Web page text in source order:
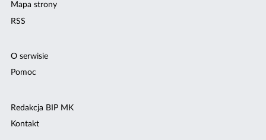
Mapa strony
RSS
O serwisie
Pomoc
Redakcja BIP MK
Kontakt